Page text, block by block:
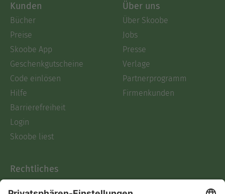
Kunden
Bücher
Preise
Skoobe App
Geschenkgutscheine
Code einlösen
Hilfe
Barrierefreiheit
Login
Skoobe liest
Über uns
Über Skoobe
Jobs
Presse
Verlage
Partnerprogramm
Firmenkunden
Rechtliches